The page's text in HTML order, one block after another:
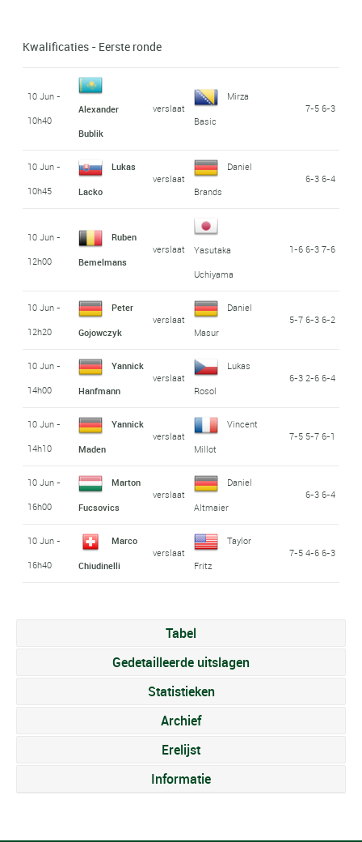
Kwalificaties - Eerste ronde
10 Jun -
10h40
Alexander
Bublik
verslaat
Mirza
Basic
7-5 6-3
10 Jun -
10h45
Lukas
Lacko
verslaat
Daniel
Brands
6-3 6-4
10 Jun -
12h00
Ruben
Bemelmans
verslaat
Yasutaka
Uchiyama
1-6 6-3 7-6
10 Jun -
12h20
Peter
Gojowczyk
verslaat
Daniel
Masur
5-7 6-3 6-2
10 Jun -
14h00
Yannick
Hanfmann
verslaat
Lukas
Rosol
6-3 2-6 6-4
10 Jun -
14h10
Yannick
Maden
verslaat
Vincent
Millot
7-5 5-7 6-1
10 Jun -
16h00
Marton
Fucsovics
verslaat
Daniel
Altmaier
6-3 6-4
10 Jun -
16h40
Marco
Chiudinelli
verslaat
Taylor
Fritz
7-5 4-6 6-3
Tabel
Gedetailleerde uitslagen
Statistieken
Archief
Erelijst
Informatie